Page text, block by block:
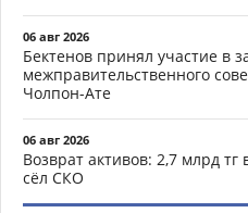
06 авг 2026
Бектенов принял участие в
межправительственного
Чолпон-Ате
06 авг 2026
Возврат активов: 2,7 млрд
сёл СКО